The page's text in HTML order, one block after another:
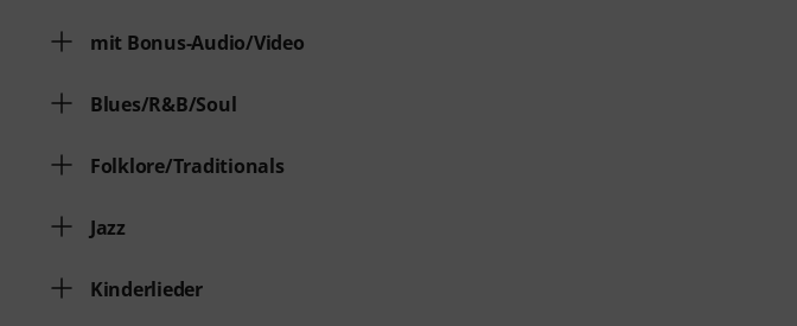
mit Bonus-Audio/Video
Blues/R&B/Soul
Folklore/Traditionals
Jazz
Kinderlieder